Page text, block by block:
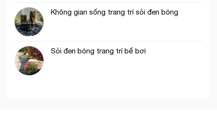
Không gian sống trang trí sỏi đen bóng
Sỏi đen bóng trang trí bể bơi